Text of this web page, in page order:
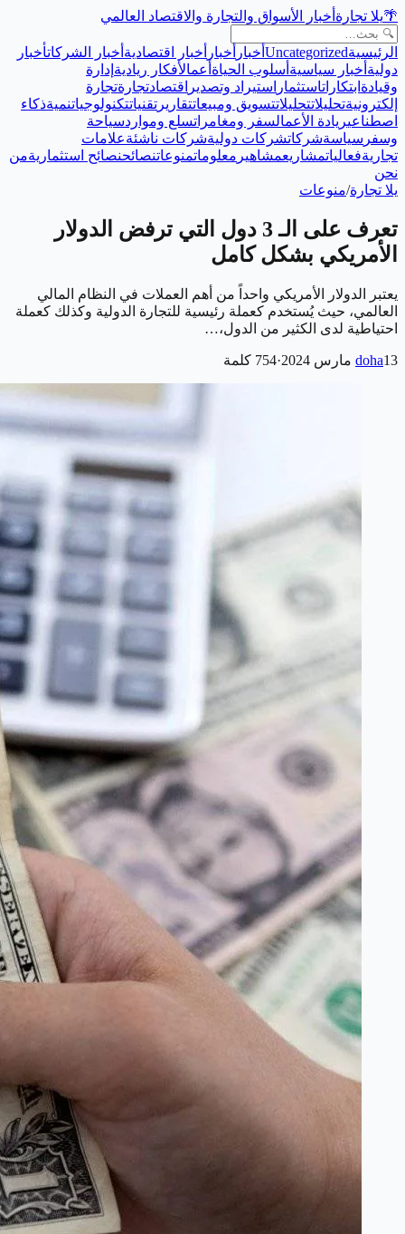
🌴يلا تجارة أخبار الأسواق والتجارة والاقتصاد العالمي
الرئيسيةUncategorized أخبار أخبار أخبار اقتصادية أخبار الشركاتأخبار
دولية أخبار سياسية أسلوب الحياة أعمالأفكار ريادية إدارة
وقيادة ابتكاراتاستثمار استيراد وتصدير اقتصادتجارةتجارة
إلكترونيةتحليلاتتحليلاتتسويق ومبيعاتتقارير تقنياتتكنولوجياتنميةذكاء
اصطناعيريادة الأعمالسفر ومغامراتسلع ومواردسياحة
وسفر سياسةشركاتشركات دوليةشركات ناشئةعلامات
تجاريةفعالياتمشاريعمشاهير معلوماتمنوعاتنصائحنصائح استثماريةمن
نحن
يلا تجارة/منوعات
تعرف على الـ 3 دول التي ترفض الدولار
الأمريكي بشكل كامل
يعتبر الدولار الأمريكي واحداً من أهم العملات في النظام المالي
العالمي، حيث يُستخدم كعملة رئيسية للتجارة الدولية وكذلك كعملة
احتياطية لدى الكثير من الدول،…
doha13 مارس 2024 ·
754 كلمة